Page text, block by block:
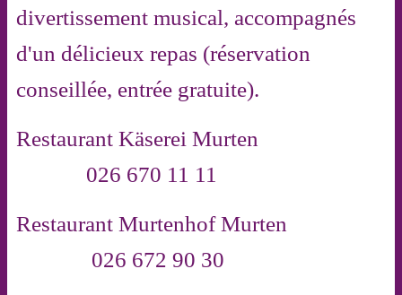
divertissement musical, accompagnés
d'un délicieux repas (réservation
conseillée, entrée gratuite).
Restaurant Käserei Murten
026 670 11 11
Restaurant Murtenhof Murten
026 672 90 30